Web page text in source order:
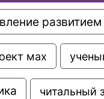
развитием
мах
читальный